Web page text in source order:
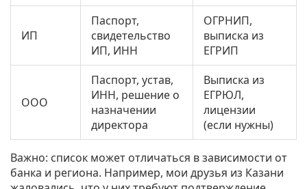
ИП
Паспорт,
свидетельство
ИП, ИНН
ОГРНИП,
выписка из
ЕГРИП
ООО
Паспорт, устав,
ИНН, решение о
назначении
директора
Выписка из
ЕГРЮЛ,
лицензии
(если нужны)
Важно: список может отличаться в зависимости от
банка и региона. Например, мои друзья из Казани